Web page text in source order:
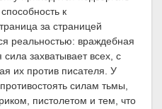
к
за страницей
реальностью: враждебная
захватывает всех, с
их против писателя. У
силам тьмы,
пистолетом и тем, что